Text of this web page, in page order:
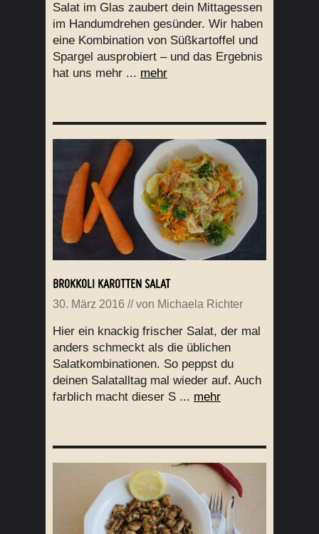
Salat im Glas zaubert dein Mittagessen
im Handumdrehen gesünder. Wir haben
eine Kombination von Süßkartoffel und
Spargel ausprobiert – und das Ergebnis
hat uns mehr ... mehr
BROKKOLI KAROTTEN SALAT
30. März 2016 // von Michaela Richter
Hier ein knackig frischer Salat, der mal
anders schmeckt als die üblichen
Salatkombinationen. So peppst du
deinen Salatalltag mal wieder auf. Auch
farblich macht dieser S ... mehr